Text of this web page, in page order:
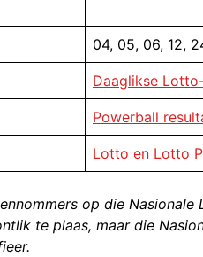
04, 05, 06, 12,
Daaglikse
Powerball
Lotto en Lotto
op die
te plaas, maar die